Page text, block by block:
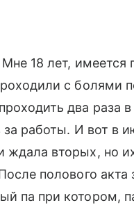
18 лет, имеется
с болями
два раза
за работы. И вот в
вторых, но
полового
па при котором,